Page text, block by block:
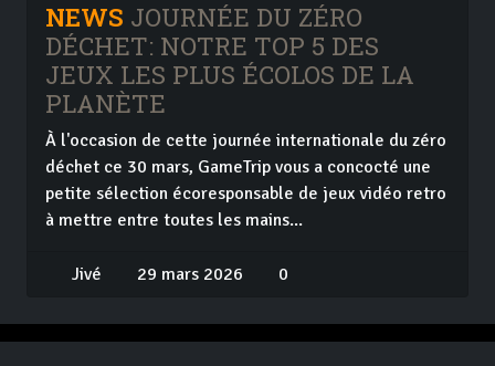
NEWS JOURNÉE DU ZÉRO
DÉCHET: NOTRE TOP 5 DES
JEUX LES PLUS ÉCOLOS DE LA
PLANÈTE
À l'occasion de cette journée internationale du zéro
déchet ce 30 mars, GameTrip vous a concocté une
petite sélection écoresponsable de jeux vidéo retro
à mettre entre toutes les mains...
Jivé 29 mars 2026 0